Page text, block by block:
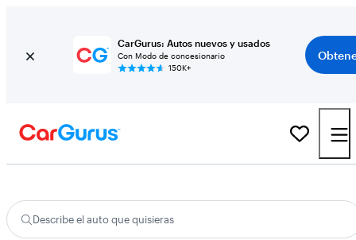
CarGurus: Autos nuevos y usados
Con Modo de concesionario
150K+
Describe el auto que quisieras